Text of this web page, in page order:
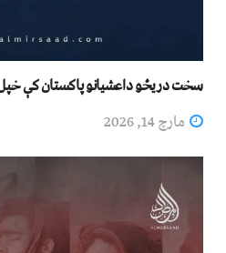
سخت دریځو داعشیانو پاکستان کې
مارچ 14, 2026